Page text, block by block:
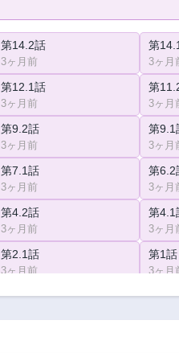
第14.2話
3ヶ月前
第
3ヶ月
第12.1話
3ヶ月前
第
3ヶ月
第9.2話
3ヶ月前
第9.1
3ヶ月
第7.1話
3ヶ月前
第6.2
3ヶ月
第4.2話
3ヶ月前
第4.1
3ヶ月
第2.1話
3ヶ月前
第1話
3ヶ月